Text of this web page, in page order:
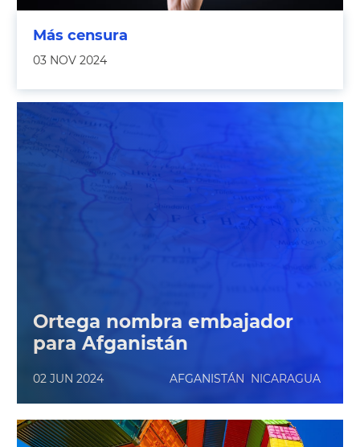
Más censura
03 NOV 2024
Ortega nombra embajador
para Afganistán
02 JUN 2024 AFGANISTÁN NICARAGUA